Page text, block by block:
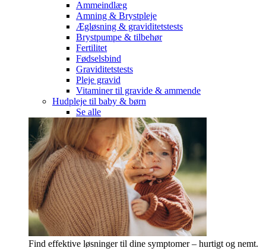
Ammeindlæg
Amning & Brystpleje
Ægløsning & graviditetstests
Brystpumpe & tilbehør
Fertilitet
Fødselsbind
Graviditetstests
Pleje gravid
Vitaminer til gravide & ammende
Hudpleje til baby & børn
Se alle
Find effektive løsninger til dine symptomer – hurtigt og nemt.